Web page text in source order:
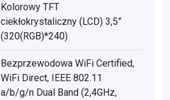
Kolorowy TFT
ciekłokrystaliczny (LCD) 3,5”
(320(RGB)*240)
Bezprzewodowa WiFi Certified,
WiFi Direct, IEEE 802.11
a/b/g/n Dual Band (2,4GHz,